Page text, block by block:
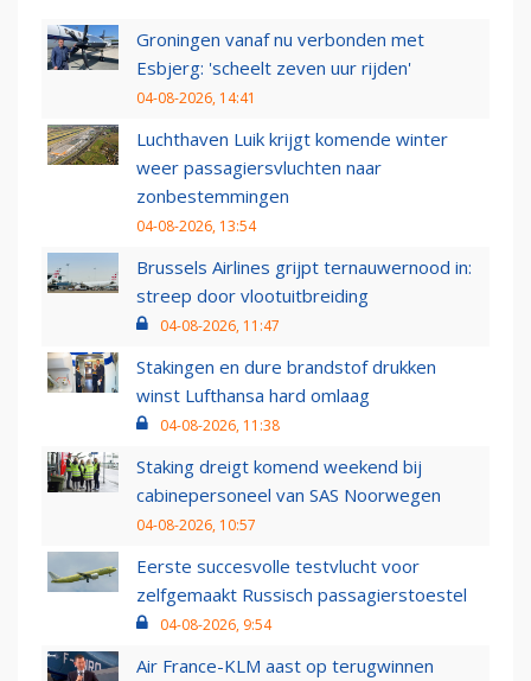
Groningen vanaf nu verbonden met
Esbjerg: 'scheelt zeven uur rijden'
04-08-2026, 14:41
Luchthaven Luik krijgt komende winter
weer passagiersvluchten naar
zonbestemmingen
04-08-2026, 13:54
Brussels Airlines grijpt ternauwernood in:
streep door vlootuitbreiding
04-08-2026, 11:47
Stakingen en dure brandstof drukken
winst Lufthansa hard omlaag
04-08-2026, 11:38
Staking dreigt komend weekend bij
cabinepersoneel van SAS Noorwegen
04-08-2026, 10:57
Eerste succesvolle testvlucht voor
zelfgemaakt Russisch passagierstoestel
04-08-2026, 9:54
Air France-KLM aast op terugwinnen